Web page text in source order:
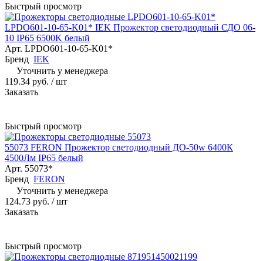
Быстрый просмотр
LPDO601-10-65-K01* IEK Прожектор светодиодный СДО 06-
10 IP65 6500K белый
Арт. LPDO601-10-65-K01*
Бренд IEK
Уточнить у менеджера
119.34 руб. / шт
Заказать
Быстрый просмотр
55073 FERON Прожектор светодиодный ДО-50w 6400К
4500Лм IP65 белый
Арт. 55073*
Бренд FERON
Уточнить у менеджера
124.73 руб. / шт
Заказать
Быстрый просмотр